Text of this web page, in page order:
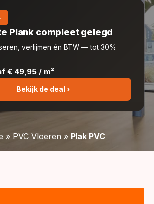
Plank compleet gelegd
verlijmen én BTW — tot 30%
€ 49,95 / m²
Bekijk de deal ›
» PVC Vloeren » Plak PVC